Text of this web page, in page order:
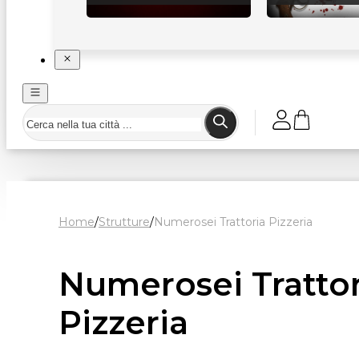
Home/Strutture/Numerosei Trattoria Pizzeria
Numerosei
Pizzeria